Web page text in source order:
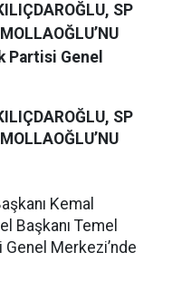
SP
Partisi Genel
SP
Kemal
Başkanı Temel
Merkezi’nde